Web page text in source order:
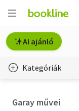
AI ajánló
Kategóriák
Garay művei